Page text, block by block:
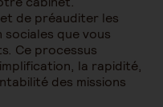
de préauditer les
que vous
Ce processus
la rapidité,
des missions